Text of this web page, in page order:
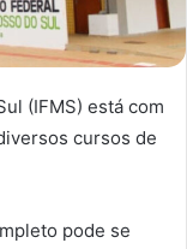
(IFMS) está com
cursos de
pode se